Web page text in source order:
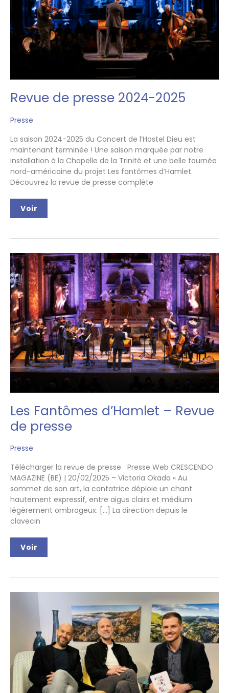
Revue de presse 2024-2025
Presse
La saison 2024-2025 du Concert de l’Hostel Dieu est
maintenant terminée ! Une saison marquée par notre
installation à la Chapelle de la Trinité et une belle tournée
nord-américaine du projet Les fantômes d’Hamlet.
Découvrez la revue de presse complète
Revue
presse
2024-
2025
Voir
Les Fantômes d’Hamlet – Revue
de presse
Presse
Télécharger la revue de presse Presse Web CRESCENDO
MAGAZINE (BE) | 20/02/2025 – Victoria Okada « Au
sommet de son art, la cantatrice déploie un chant
hautement expressif, entre aigus clairs et médium
légèrement ombrageux. […] La direction depuis le
clavecin
Les
d’Hamlet
–
presse
Voir